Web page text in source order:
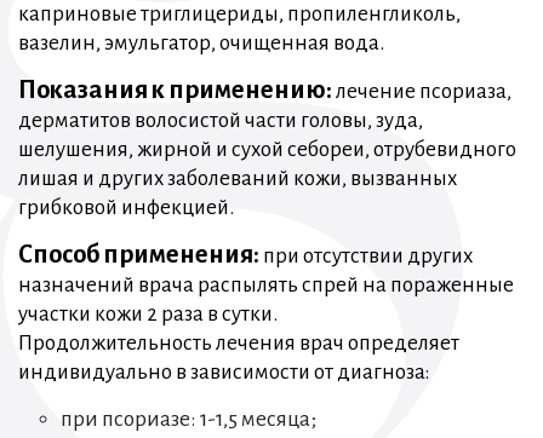
каприновые триглицериды, пропиленгликоль,
вазелин, эмульгатор, очищенная вода.
Показания к применению: лечение псориаза,
дерматитов волосистой части головы, зуда,
шелушения, жирной и сухой себореи, отрубевидного
лишая и других заболеваний кожи, вызванных
грибковой инфекцией.
Способ применения: при отсутствии других
назначений врача распылять спрей на пораженные
участки кожи 2 раза в сутки.
Продолжительность лечения врач определяет
индивидуально в зависимости от диагноза:
при псориазе: 1-1,5 месяца;